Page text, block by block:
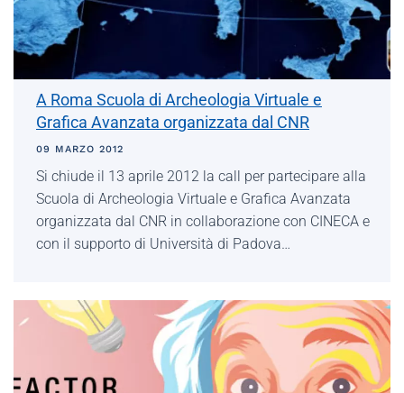
A Roma Scuola di Archeologia Virtuale e
Grafica Avanzata organizzata dal CNR
09 MARZO 2012
Si chiude il 13 aprile 2012 la call per partecipare alla
Scuola di Archeologia Virtuale e Grafica Avanzata
organizzata dal CNR in collaborazione con CINECA e
con il supporto di Università di Padova…